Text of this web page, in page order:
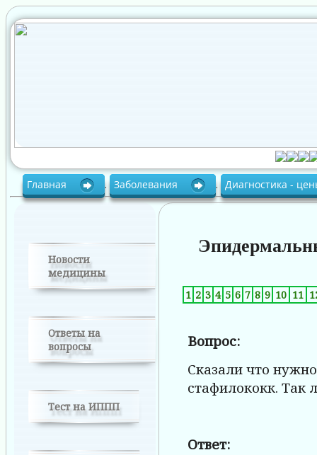
Главная . Заболевания . Диагностика -
Новости
медицины
Ответы на
вопросы
Тест на ИППП
1 2 3 4 5 6 7 8 9 10 11
Вопрос:
Сказали что
стафилококк. Так
Ответ: